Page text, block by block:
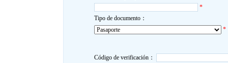
*
Tipo de documento：
*
Código de verificación：